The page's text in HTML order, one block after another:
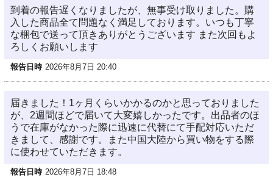
到着の報告遅くなりましたが、無事受け取りました。購
入した商品全て問題なく満足しております。いつも丁寧
な梱包で送って頂きありがとうございます また次回もよ
ろしくお願いします
報告日時 2026年8月7日 20:40
届きました！1ヶ月くらいかかるのかと思っておりました
が、2週間ほどで届いて大変嬉しかったです。出品者のほ
うで在庫がなかった際に迅速に代替にて手配対応いただ
きまして、感謝です。また中国大陸から買い物をする際
に使わせていただきます。
報告日時 2026年8月7日 18:48